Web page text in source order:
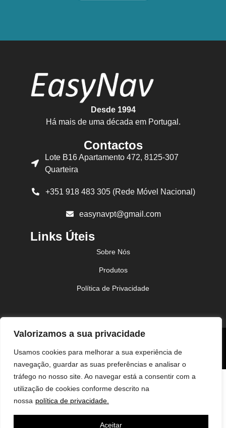
Valorizamos a sua privacidade
Usamos cookies para melhorar a sua experiência de
navegação, guardar as suas preferências e analisar o
tráfego no nosso site. Ao navegar está a consentir com a
utilização de cookies conforme descrito na
nossa política de privacidade.
Aceitar
Desde 1994
Há mais de uma década em Portugal.
Contactos
Lote B16 Apartamento 472, 8125-307
Quarteira
+351 918 483 305 (Rede Móvel Nacional)
easynavpt@gmail.com
Links Úteis
Sobre Nós
Produtos
Política de Privacidade
Política de Privacidade
©2026 – Todos os direitos reservados. Desenvolvido por